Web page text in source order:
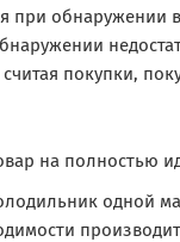
при обнаружении
покупки,
на полностью
одной